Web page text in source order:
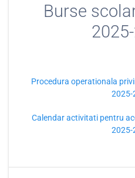
Burse
Procedura operationala
2025-
Calendar activitati pentru
2025-